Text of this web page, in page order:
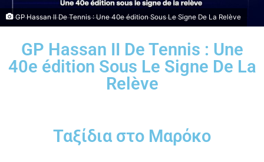
GP Hassan II De Tennis : Une 40e édition Sous Le Signe De La Relève
GP Hassan II De Tennis : Une
40e édition Sous Le Signe De La
Relève
Ταξίδια στο Μαρόκο